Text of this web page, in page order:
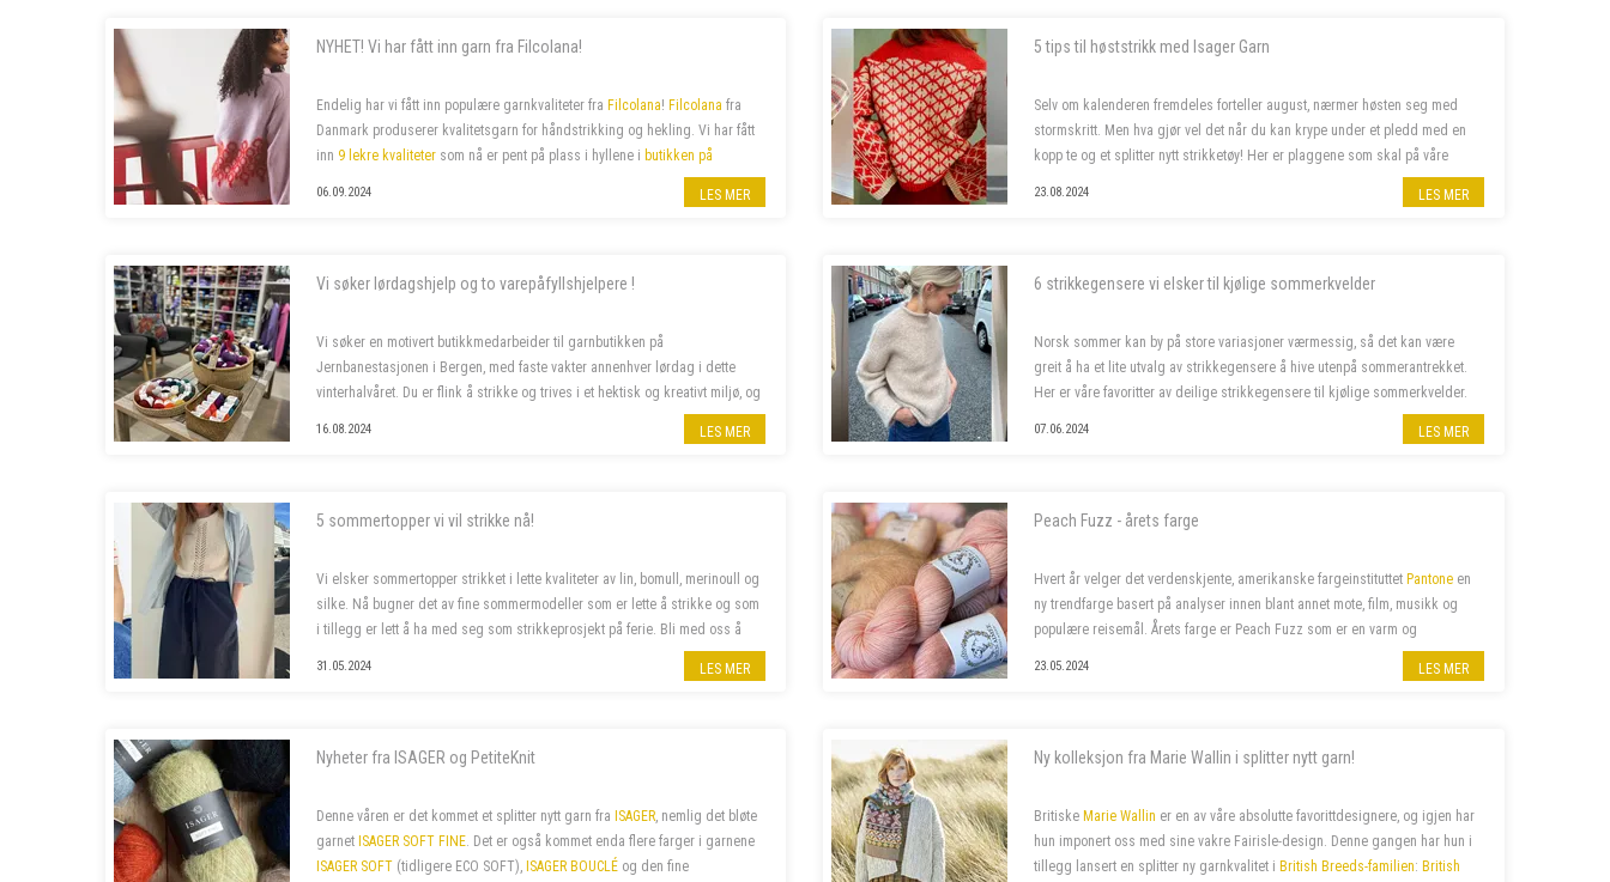
NYHET! Vi har fått inn garn fra Filcolana!
Endelig har vi fått inn populære garnkvaliteter fra Filcolana! Filcolana fra
Danmark produserer kvalitetsgarn for håndstrikking og hekling. Vi har fått
inn 9 lekre kvaliteter som nå er pent på plass i hyllene i butikken på
06.09.2024 LES MER
5 tips til høststrikk med Isager Garn
Selv om kalenderen fremdeles forteller august, nærmer høsten seg med
stormskritt. Men hva gjør vel det når du kan krype under et pledd med en
kopp te og et splitter nytt strikketøy! Her er plaggene som skal på våre
23.08.2024 LES MER
Vi søker lørdagshjelp og to varepåfyllshjelpere !
Vi søker en motivert butikkmedarbeider til garnbutikken på
Jernbanestasjonen i Bergen, med faste vakter annenhver lørdag i dette
vinterhalvåret. Du er flink å strikke og trives i et hektisk og kreativt miljø, og
16.08.2024 LES MER
6 strikkegensere vi elsker til kjølige sommerkvelder
Norsk sommer kan by på store variasjoner værmessig, så det kan være
greit å ha et lite utvalg av strikkegensere å hive utenpå sommerantrekket.
Her er våre favoritter av deilige strikkegensere til kjølige sommerkvelder.
07.06.2024 LES MER
5 sommertopper vi vil strikke nå!
Vi elsker sommertopper strikket i lette kvaliteter av lin, bomull, merinoull og
silke. Nå bugner det av fine sommermodeller som er lette å strikke og som
i tillegg er lett å ha med seg som strikkeprosjekt på ferie. Bli med oss å
31.05.2024 LES MER
Peach Fuzz - årets farge
Hvert år velger det verdenskjente, amerikanske fargeinstituttet Pantone en
ny trendfarge basert på analyser innen blant annet mote, film, musikk og
populære reisemål. Årets farge er Peach Fuzz som er en varm og
23.05.2024 LES MER
Nyheter fra ISAGER og PetiteKnit
Denne våren er det kommet et splitter nytt garn fra ISAGER, nemlig det bløte
garnet ISAGER SOFT FINE. Det er også kommet enda flere farger i garnene
ISAGER SOFT (tidligere ECO SOFT), ISAGER BOUCLÉ og den fine
Ny kolleksjon fra Marie Wallin i splitter nytt garn!
Britiske Marie Wallin er en av våre absolutte favorittdesignere, og igjen har
hun imponert oss med sine vakre Fairisle-design. Denne gangen har hun i
tillegg lansert en splitter ny garnkvalitet i British Breeds-familien: British